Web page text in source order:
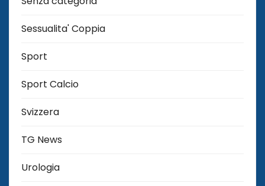
Sessualita' Coppia
Sport
Sport Calcio
Svizzera
TG News
Urologia